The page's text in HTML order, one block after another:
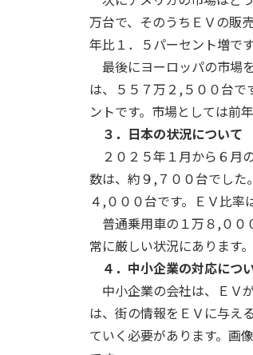
万台で、そのうちＥＶの販
年比１．５パーセント増です
最後にヨーロッパの市場
は、５５７万２,５００台
ントです。市場としては前
３．日本の状況について
２０２５年１月から ６月
数は、約９,７００台でし
４,０００台です。ＥＶ比率
普通乗用車の１万８,００
常に厳しい状況にあります。
４．中小企業の対応につ
中小企業の会社は、ＥＶ
は、街の情報をＥＶに与え
ていく必要があります。画